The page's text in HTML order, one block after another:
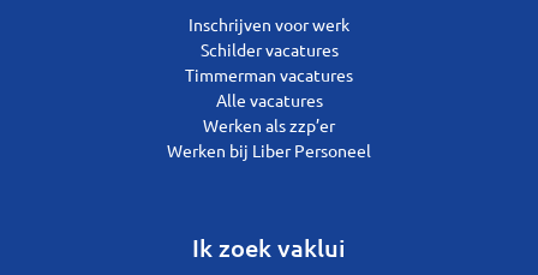
Inschrijven voor werk
Schilder vacatures
Timmerman vacatures
Alle vacatures
Werken als zzp’er
Werken bij Liber Personeel
Ik zoek vaklui